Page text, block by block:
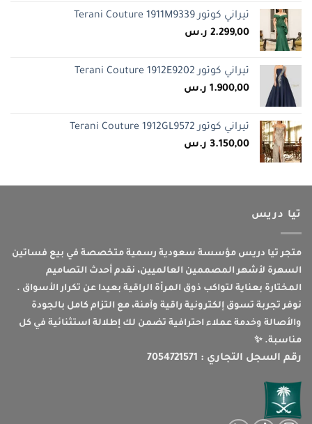
تيراني كوتور Terani Couture 1911M9339
2.299,00 ر.س
تيراني كوتور Terani Couture 1912E9202
1.900,00 ر.س
تيراني كوتور Terani Couture 1912GL9572
3.150,00 ر.س
تيا دريس
متجر تيا دريس مؤسسة سعودية رسمية متخصصة في بيع فساتين
السهرة لأشهر المصممين العالميين، نقدم أحدث التصاميم
المختارة بعناية لتواكب ذوق المرأة الراقية بعيدا عن تكرار الأسواق .
نوفر تجربة تسوق إلكترونية راقية وآمنة، مع التزام كامل بالجودة
والأصالة وخدمة عملاء احترافية تضمن لك إطلالة استثنائية في كل
مناسبة. ✨
رقم السجل التجاري : 7054721571